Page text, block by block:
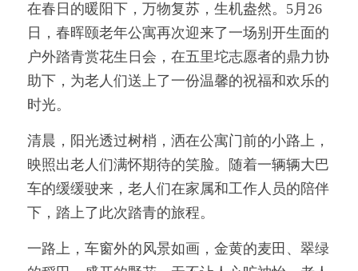
提供技术支持
在春日的暖阳下，万物复苏，生机盎然。5月26
日，春晖颐老年公寓再次迎来了一场别开生面的
户外踏青赏花生日会，在五里坨志愿者的鼎力协
助下，为老人们送上了一份温馨的祝福和欢乐的
时光。
清晨，阳光透过树梢，洒在公寓门前的小路上，
映照出老人们满怀期待的笑脸。随着一辆辆大巴
车的缓缓驶来，老人们在家属和工作人员的陪伴
下，踏上了此次踏青的旅程。
一路上，车窗外的风景如画，金黄的麦田、翠绿